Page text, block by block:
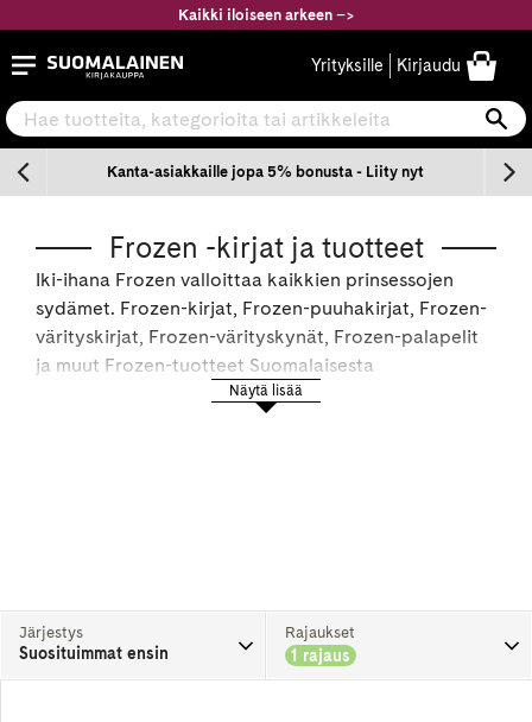
Kaikki iloiseen arkeen –>
Suomalainen.com
Hae tuotteita, kategorioita tai artikkeleita
Yrityksille Kirjaudu
Kanta-asiakkaille jopa 5% bonusta - Liity nyt
Frozen -kirjat ja tuotteet
Iki-ihana Frozen valloittaa kaikkien prinsessojen
sydämet. Frozen-kirjat, Frozen-puuhakirjat, Frozen-
värityskirjat, Frozen-värityskynät, Frozen-palapelit
ja muut Frozen-tuotteet Suomalaisesta
Näytä lisää
Järjestys
Suosituimmat ensin
Rajaukset
1 rajaus